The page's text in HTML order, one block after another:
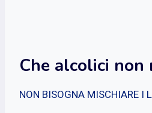
Che alcolici non
NON BISOGNA MISCHIARE I